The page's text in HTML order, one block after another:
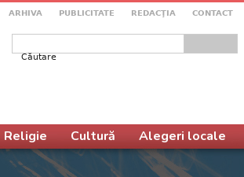
ARHIVA PUBLICITATE REDACŢIA CONTACT
Formular de căutare
Religie Cultură Alegeri locale